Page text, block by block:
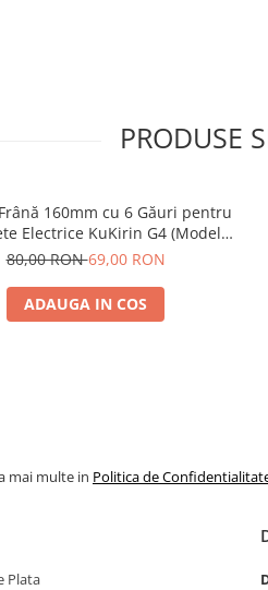
PRODUSE
160mm cu 6 Găuri pentru
Electrice KuKirin G4 (Model
KuKirin G2 – Performanță
80,00 RON69,00 RON
ADAUGA IN COS
mai multe in Politica de
Plata